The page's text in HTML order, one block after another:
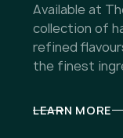
Available at
collection of
refined
the finest
LEARN MORE